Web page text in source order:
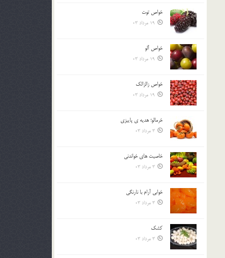
خواص توت
19 مرداد 03
خواص آلو
19 مرداد 03
خواص زالزالک
19 مرداد 03
خرمالو؛ هديه ي پاييزي
3 مرداد 03
خاصيت هاي خواندني
3 مرداد 03
خوابي آرام با نارنگي
3 مرداد 03
کشک
3 مرداد 03